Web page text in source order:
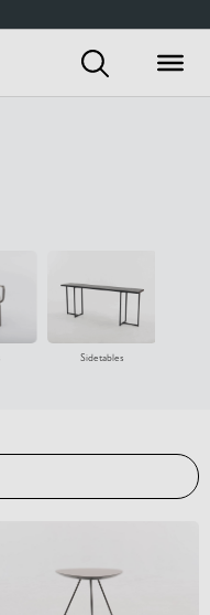
Sidetables